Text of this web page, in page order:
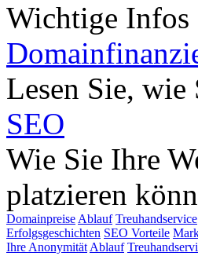
Wichtige Infos
Lesen Sie,
SEO
Wie Sie Ihre
platzieren
Domainpreise Ablauf Treuhandservice
Erfolgsgeschichten SEO Vorteile
Ihre Anonymität Ablauf